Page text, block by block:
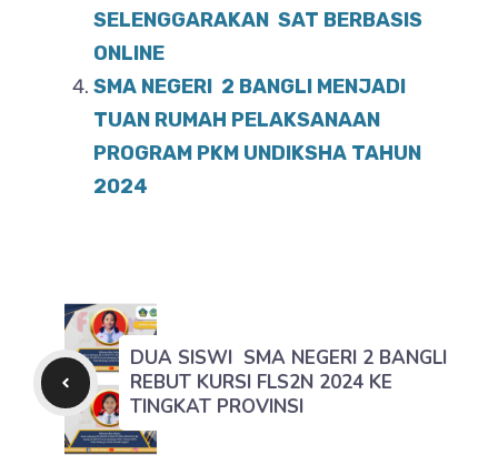
SELENGGARAKAN SAT BERBASIS
ONLINE
SMA NEGERI 2 BANGLI MENJADI
TUAN RUMAH PELAKSANAAN
PROGRAM PKM UNDIKSHA TAHUN
2024
DUA SISWI SMA NEGERI 2 BANGLI
REBUT KURSI FLS2N 2024 KE
TINGKAT PROVINSI